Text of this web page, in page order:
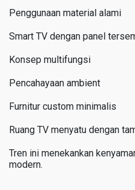
Penggunaan material alami
Smart TV dengan panel
Konsep multifungsi
Pencahayaan ambient
Furnitur custom minimalis
Ruang TV menyatu dengan
Tren ini menekankan
modern.